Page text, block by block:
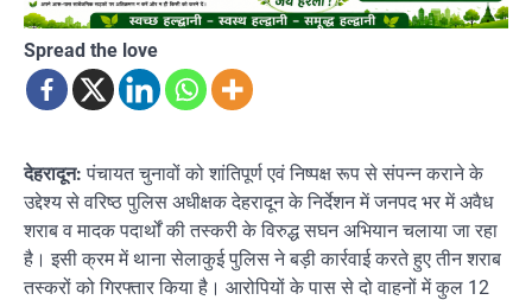
Spread the love
देहरादून: पंचायत चुनावों को शांतिपूर्ण एवं निष्पक्ष रूप से संपन्न कराने के
उद्देश्य से वरिष्ठ पुलिस अधीक्षक देहरादून के निर्देशन में जनपद भर में अवैध
शराब व मादक पदार्थों की तस्करी के विरुद्ध सघन अभियान चलाया जा रहा
है। इसी क्रम में थाना सेलाकुई पुलिस ने बड़ी कार्रवाई करते हुए तीन शराब
तस्करों को गिरफ्तार किया है। आरोपियों के पास से दो वाहनों में कुल 12